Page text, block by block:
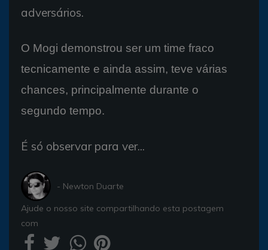
adversários.
O Mogi demonstrou ser um time fraco
tecnicamente e ainda assim, teve várias
chances, principalmente durante o
segundo tempo.
É só observar para ver...
- Newton Duarte
Ajude o nosso site compartilhando esta postagem
com